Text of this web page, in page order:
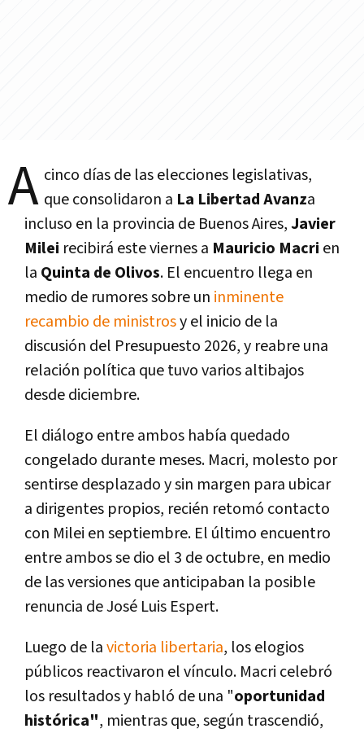
A cinco días de las elecciones legislativas,
que consolidaron a La Libertad Avanza
incluso en la provincia de Buenos Aires,Javier
Milei recibirá este viernes a Mauricio Macri en
la Quinta de Olivos. El encuentro llega en
medio de rumores sobre un inminente
recambio de ministrosy el inicio de la
discusión del Presupuesto 2026, y reabre una
relación política que tuvo varios altibajos
desde diciembre.
El diálogo entre ambos había quedado
congelado durante meses. Macri, molesto por
sentirse desplazado y sin margen para ubicar
a dirigentes propios, recién retomó contacto
con Milei en septiembre. El último encuentro
entre ambos se dio el 3 de octubre, en medio
de las versiones que anticipaban la posible
renuncia de José Luis Espert.
Luego de lavictoria libertaria, los elogios
públicos reactivaron el vínculo. Macri celebró
los resultados y habló de una "oportunidad
histórica", mientras que, según trascendió,